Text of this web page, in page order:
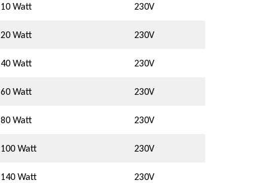
10 Watt 230V
20 Watt 230V
40 Watt 230V
60 Watt 230V
80 Watt 230V
100 Watt 230V
140 Watt 230V